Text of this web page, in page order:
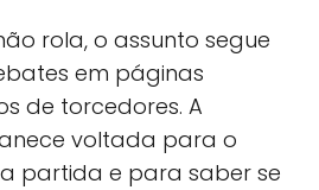
rola, o assunto segue
em páginas
de torcedores. A
voltada para o
partida e para saber se